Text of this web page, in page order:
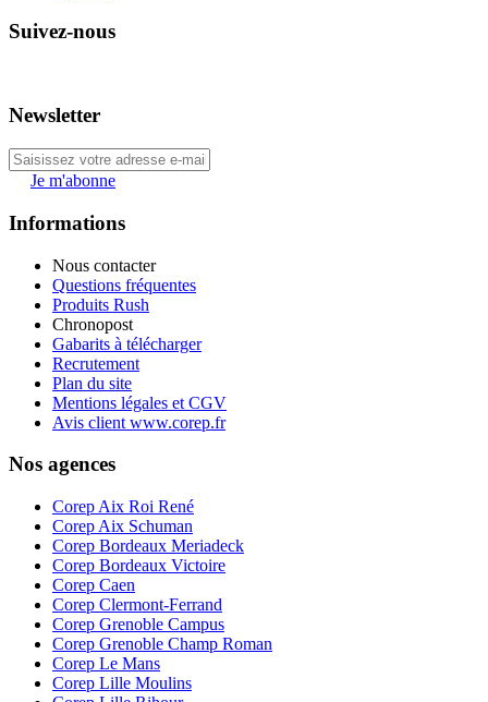
Suivez-nous
Newsletter
Je m'abonne
Informations
Nous contacter
Questions fréquentes
Produits Rush
Chronopost
Gabarits à télécharger
Recrutement
Plan du site
Mentions légales et CGV
Avis client www.corep.fr
Nos agences
Corep Aix Roi René
Corep Aix Schuman
Corep Bordeaux Meriadeck
Corep Bordeaux Victoire
Corep Caen
Corep Clermont-Ferrand
Corep Grenoble Campus
Corep Grenoble Champ Roman
Corep Le Mans
Corep Lille Moulins